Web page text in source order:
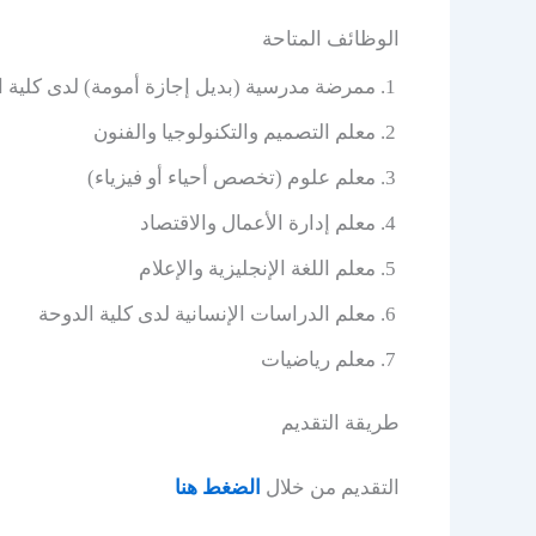
الوظائف المتاحة
ممرضة مدرسية (بديل إجازة أمومة) لدى كلية
معلم التصميم والتكنولوجيا والفنون
معلم علوم (تخصص أحياء أو فيزياء)
معلم إدارة الأعمال والاقتصاد
معلم اللغة الإنجليزية والإعلام
معلم الدراسات الإنسانية لدى كلية الدوحة
معلم رياضيات
طريقة التقديم
التقديم من خلال الضغط هنا